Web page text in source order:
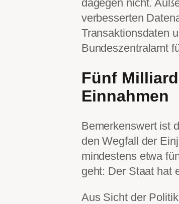
dagegen nicht.
verbesserten
Transaktionsdaten
Bundeszentralamt
Fünf
Einnahmen
Bemerkenswert ist
den Wegfall der
mindestens etwa
geht: Der Staat hat
Aus Sicht der